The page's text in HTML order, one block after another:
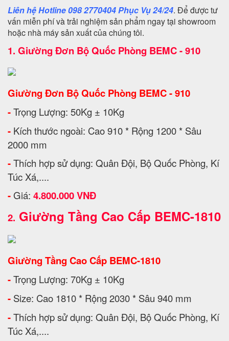
Liên hệ Hotline 098 2770404 Phục Vụ 24/24. Để được tư
vấn miễn phí và trải nghiệm sản phẩm ngay tại showroom
hoặc nhà máy sản xuất của chúng tôi.
1. Giường Đơn Bộ Quốc Phòng BEMC - 910
Giường Đơn Bộ Quốc Phòng BEMC - 910
-Trọng Lượng: 50Kg ± 10Kg
- Kích thước ngoài: Cao 910 * Rộng 1200 * Sâu
2000 mm
-Thích hợp sử dụng: Quân Đội, Bộ Quốc Phòng, Kí
Túc Xá,....
- Giá: 4.800.000 VNĐ
2. Giường Tầng Cao Cấp BEMC-1810
Giường Tầng Cao Cấp BEMC-1810
-Trọng Lượng: 70Kg ± 10Kg
- Size: Cao 1810 * Rộng 2030 * Sâu 940 mm
-Thích hợp sử dụng: Quân Đội, Bộ Quốc Phòng, Kí
Túc Xá,....